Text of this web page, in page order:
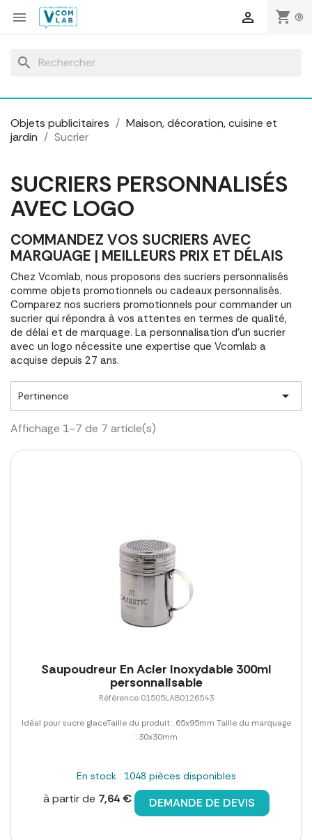
 shopping_cart (0)

search
Objets publicitaires
Maison, décoration, cuisine et
jardin
Sucrier
SUCRIERS PERSONNALISÉS
AVEC LOGO
COMMANDEZ VOS SUCRIERS AVEC
MARQUAGE | MEILLEURS PRIX ET DÉLAIS
Chez Vcomlab, nous proposons des sucriers personnalisés
comme objets promotionnels ou cadeaux personnalisés.
Comparez nos sucriers promotionnels pour commander un
sucrier qui répondra à vos attentes en termes de qualité,
de délai et de marquage. La personnalisation d'un sucrier
avec un logo nécessite une expertise que Vcomlab a
acquise depuis 27 ans.
Pertinence 
Affichage 1-7 de 7 article(s)
Saupoudreur En Acier Inoxydable 300ml
personnalisable
Référence 01505LAB0126543
Idéal pour sucre glaceTaille du produit : 65x95mm Taille du marquage
: 30x30mm
En stock : 1048 pièces disponibles
à partir de 7,64 € DEMANDE DE DEVIS
Panneau de gestion des cookies